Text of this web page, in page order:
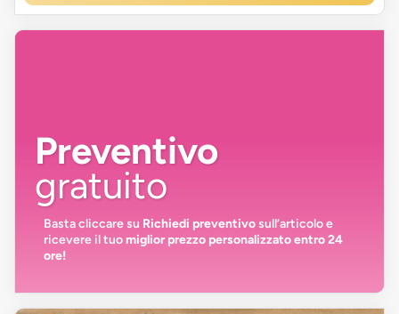
Preventivo
gratuito
Basta cliccare su Richiedi preventivosull’articolo e
ricevere il tuomiglior prezzo personalizzato entro 24
ore!